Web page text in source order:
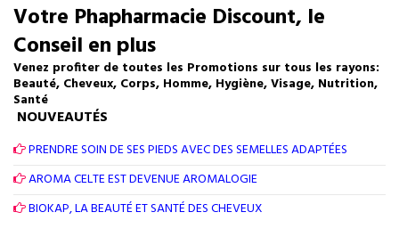
Votre Phapharmacie Discount, le
Conseil en plus
Venez profiter de toutes les Promotions sur tous les rayons:
Beauté, Cheveux, Corps, Homme, Hygiène, Visage, Nutrition,
Santé
NOUVEAUTÉS
PRENDRE SOIN DE SES PIEDS AVEC DES SEMELLES ADAPTÉES
AROMA CELTE EST DEVENUE AROMALOGIE
BIOKAP, LA BEAUTÉ ET SANTÉ DES CHEVEUX